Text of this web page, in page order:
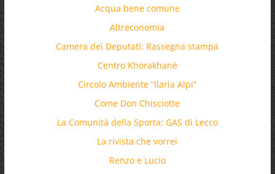
Acqua bene comune
Altreconomia
Camera dei Deputati: Rassegna stampa
Centro Khorakhanè
Circolo Ambiente “Ilaria Alpi”
Come Don Chisciotte
La Comunità della Sporta: GAS di Lecco
La rivista che vorrei
Renzo e Lucio